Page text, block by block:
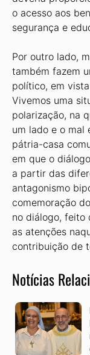
o acesso aos
segurança e
Por outro lado,
também fazem
político, em
Vivemos uma
polarização, na
um lado e o mal
pátria-casa
em que o
a partir das
antagonismo
comemoração
no diálogo, feito
as atenções
contribuição de
Notícias